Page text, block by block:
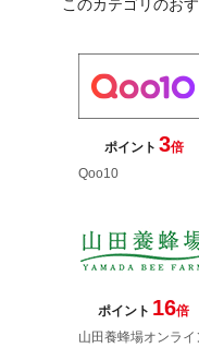
このカテゴリのお
ポイント 3倍
Qoo10
ポイント 16倍
山田養蜂場オンライ